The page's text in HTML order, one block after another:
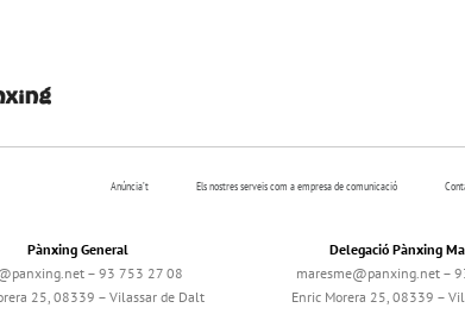
Anúncia’t Els nostres serveis com a empresa de comunicació
Pànxing General
– 93 753 27 08
25, 08339 – Vilassar de Dalt
Delegació Pànxing
maresme@panxing.net –
Enric Morera 25, 08339 –